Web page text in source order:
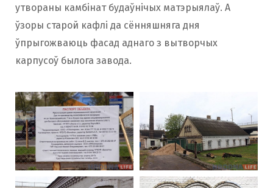
утвораны камбінат будаўнічых матэрыялаў. А
ўзоры старой кафлі да сённяшняга дня
ўпрыгожваюць фасад аднаго з вытворчых
карпусоў былога завода.